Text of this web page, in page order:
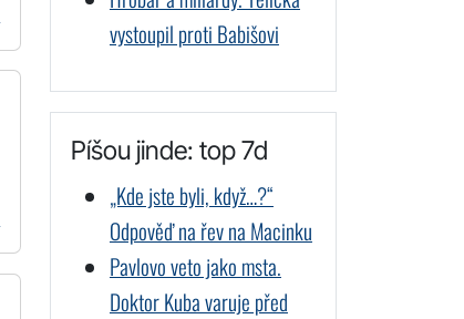
vystoupil proti Babišovi
Píšou jinde: top 7d
„Kde jste byli, když…?“
Odpověď na řev na Macinku
Pavlovo veto jako msta.
Doktor Kuba varuje před